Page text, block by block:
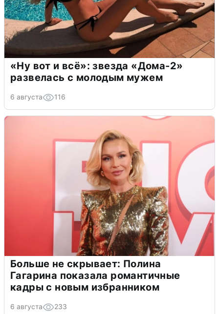
«Ну вот и всё»: звезда «Дома-2»
развелась с молодым мужем
6 августа 116
Больше не скрывает: Полина
Гагарина показала романтичные
кадры с новым избранником
6 августа 233